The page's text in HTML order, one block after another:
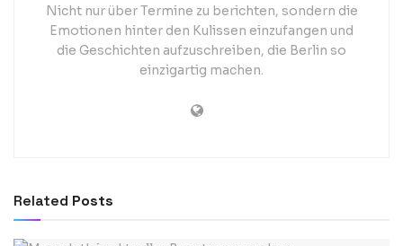
Nicht nur über Termine zu berichten, sondern die
Emotionen hinter den Kulissen einzufangen und
die Geschichten aufzuschreiben, die Berlin so
einzigartig machen.
Related Posts